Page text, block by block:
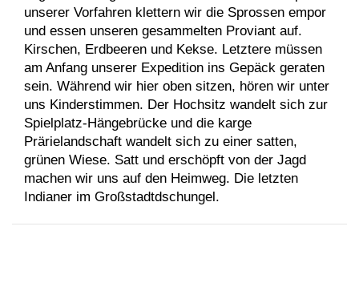
unserer Vorfahren klettern wir die Sprossen empor
und essen unseren gesammelten Proviant auf.
Kirschen, Erdbeeren und Kekse. Letztere müssen
am Anfang unserer Expedition ins Gepäck geraten
sein. Während wir hier oben sitzen, hören wir unter
uns Kinderstimmen. Der Hochsitz wandelt sich zur
Spielplatz-Hängebrücke und die karge
Prärielandschaft wandelt sich zu einer satten,
grünen Wiese. Satt und erschöpft von der Jagd
machen wir uns auf den Heimweg. Die letzten
Indianer im Großstadtdschungel.